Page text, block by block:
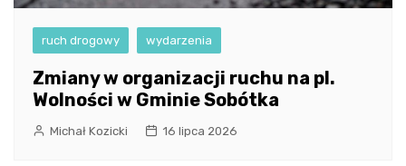
ruch drogowy wydarzenia
Zmiany w organizacji ruchu na pl.
Wolności w Gminie Sobótka
Michał Kozicki 16 lipca 2026